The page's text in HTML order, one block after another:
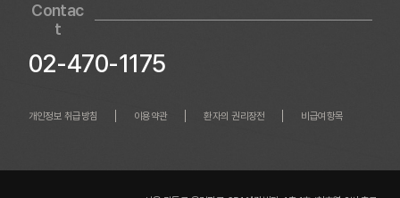
Contac
t
02-470-1175
개인정보 취급방침 이용약관 환자의 권리장전 비급여항목